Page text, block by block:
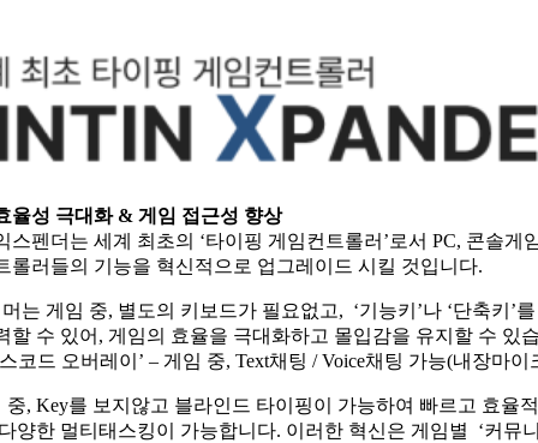
율성 극대화 & 게임 접근성 향상
스펜더는 세계 최초의 ‘타이핑 게임컨트롤러’로서 PC, 콘솔게
롤러들의 기능을 혁신적으로 업그레이드 시킬 것입니다.
는 게임 중, 별도의 키보드가 필요없고, ‘기능키’나 ‘단축키’
할 수 있어, 게임의 효율을 극대화하고 몰입감을 유지할 수 있
코드 오버레이’ – 게임 중, Text채팅 / Voice채팅 가능(내장마이
중, Key를 보지않고 블라인드 타이핑이 가능하여 빠르고 효율
양한 멀티태스킹이 가능합니다. 이러한 혁신은 게임별 ‘커뮤